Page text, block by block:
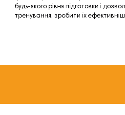
будь-якого рівня підготовки і
тренування, зробити їх